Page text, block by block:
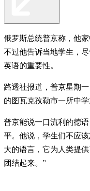
俄罗斯总统普京称，他
不过他告诉当地学生，
英语的重要性。
路透社报道，普京星期
的图瓦克孜勒市一所中学
普京能说一口流利的德
平。他说，学生们不应
大的语言，它为人类提
团结起来。”